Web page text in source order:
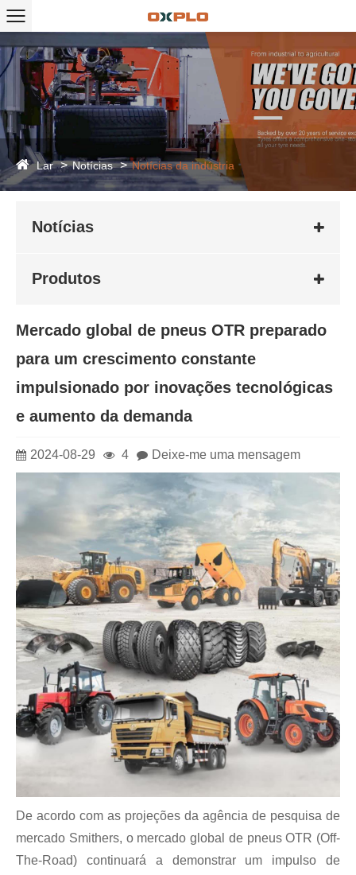
Lar Notícias Notícias da indústria
Notícias
Produtos
Mercado global de pneus OTR preparado
para um crescimento constante
impulsionado por inovações tecnológicas
e aumento da demanda
2024-08-29 4 Deixe-me uma mensagem
De acordo com as projeções da agência de pesquisa de
mercado Smithers, o mercado global de pneus OTR (Off-
The-Road) continuará a demonstrar um impulso de